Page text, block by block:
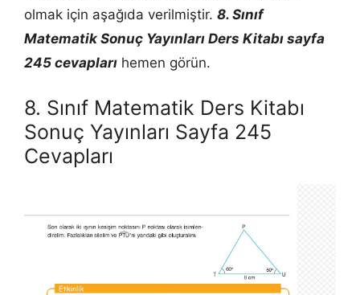
olmak için aşağıda verilmiştir. 8. Sınıf
Matematik Sonuç Yayınları Ders Kitabı sayfa
245 cevapları hemen görün.
8. Sınıf Matematik Ders Kitabı
Sonuç Yayınları Sayfa 245
Cevapları